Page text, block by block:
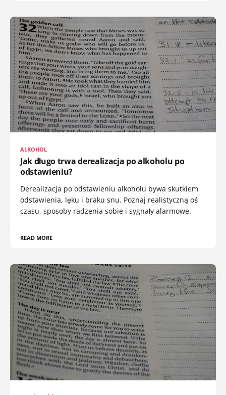
ALKOHOL
Jak długo trwa derealizacja po alkoholu po
odstawieniu?
Derealizacja po odstawieniu alkoholu bywa skutkiem
odstawienia, lęku i braku snu. Poznaj realistyczną oś
czasu, sposoby radzenia sobie i sygnały alarmowe.
READ MORE